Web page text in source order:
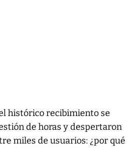
histórico recibimiento se
de horas y despertaron
miles de usuarios: ¿por qué